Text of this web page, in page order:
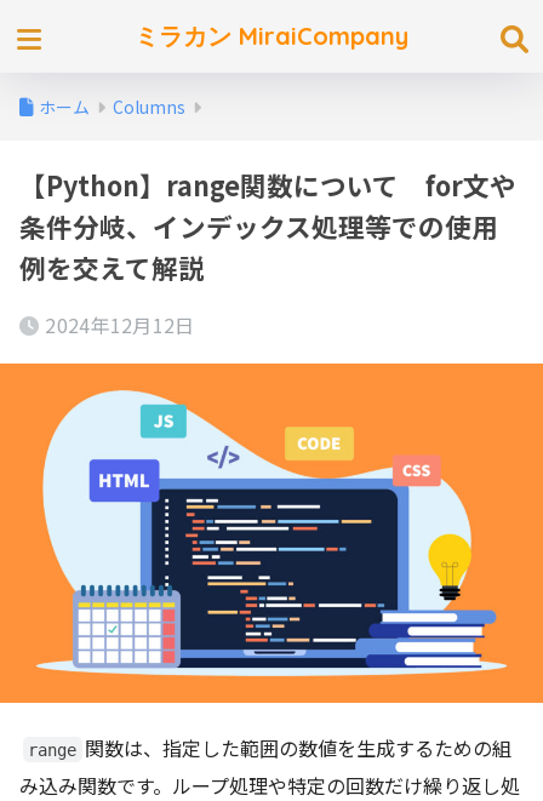
ミラカン MiraiCompany
ホーム Columns
【Python】range関数について for文や
条件分岐、インデックス処理等での使用
例を交えて解説
2024年12月12日
range 関数は、指定した範囲の数値を生成するための組
み込み関数です。ループ処理や特定の回数だけ繰り返し処